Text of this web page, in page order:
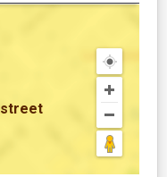
street